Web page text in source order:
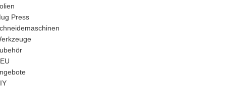
Press